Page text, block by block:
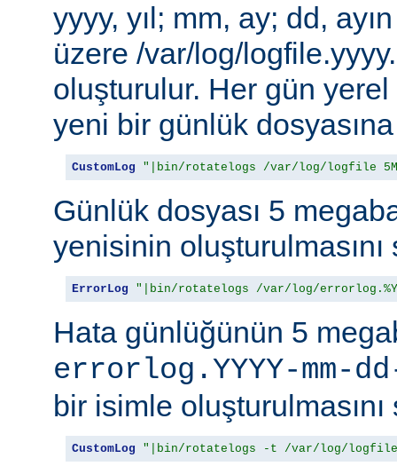
yyyy, yıl; mm, ay; dd,
üzere /var/log/
oluşturulur. Her gün yerel
yeni bir günlük
CustomLog "|bin/rotatelogs /var/log/logfile
Günlük dosyası 5
yenisinin oluşturulmasını
ErrorLog "|bin/rotatelogs /var/log/errorlog.%Y-
Hata günlüğünün 5
errorlog.YYYY-mm-dd-
bir isimle oluşturulmasını
CustomLog "|bin/rotatelogs -t /var/log/logfile